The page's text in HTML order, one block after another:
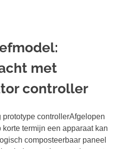
met
controller
controllerAfgelopen
termijn een apparaat kan
composteerbaar paneel